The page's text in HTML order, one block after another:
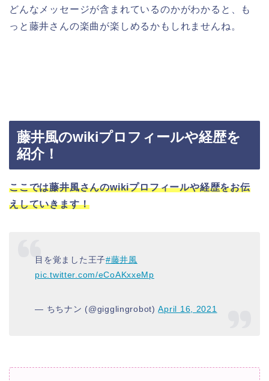
どんなメッセージが含まれているのかがわかると、も
っと藤井さんの楽曲が楽しめるかもしれませんね。
藤井風のwikiプロフィールや経歴を
紹介！
ここでは藤井風さんのwikiプロフィールや経歴をお伝
えしていきます！
目を覚ました王子#藤井風
pic.twitter.com/eCoAKxxeMp
— ちちナン (@gigglingrobot)April 16, 2021